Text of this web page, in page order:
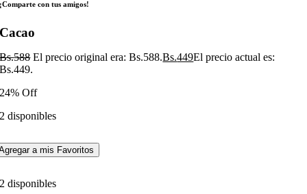
¡Comparte con tus amigos!
Cacao
Bs.588 El precio original era: Bs.588.Bs.449El precio actual es:
Bs.449.
24% Off
2 disponibles
a mis Favoritos
2 disponibles